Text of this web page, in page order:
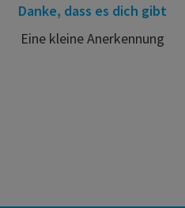
Danke, dass es dich gibt
Eine kleine Anerkennung